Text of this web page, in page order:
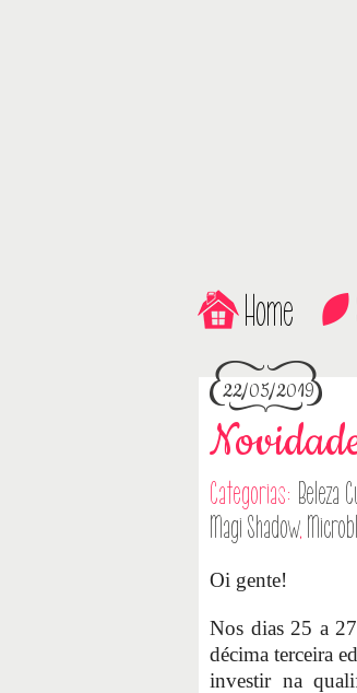
Home
22/05/2019
Categorias: Beleza
Magi Shadow,
Oi gente!
Nos dias 25 a
décima terceira
investir na